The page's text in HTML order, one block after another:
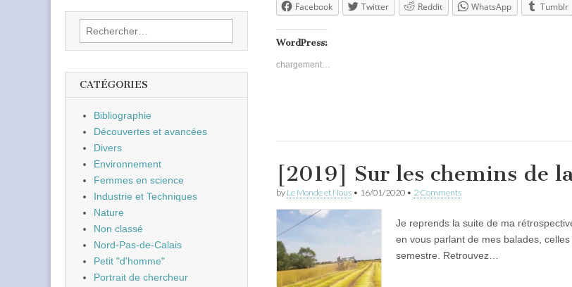
Facebook Twitter Reddit WhatsApp Tumblr
WordPress:
chargement…
[2019] Sur les chemins de
by Le Monde et Nous • 16/01/2020 • 2 Comments
Je reprends la suite de ma
en vous parlant de mes balades,
semestre. Retrouvez…
Rechercher :
CATÉGORIES
Bibliographie
Découvertes et avancées
Divers
Environnement
Femmes en science
Industrie et Techniques
Nature
Non classé
Nord-Pas-de-Calais
Petit "d'homme"
Portrait de chercheur